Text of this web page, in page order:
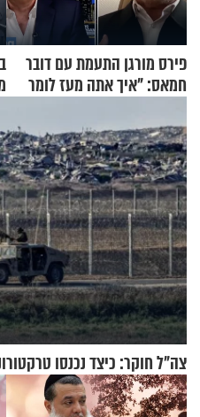
פירס מורגן התעמת עם דובר
חמאס: "איך אתה מעז לומר
צה"ל חוקר: כיצד נכנסו